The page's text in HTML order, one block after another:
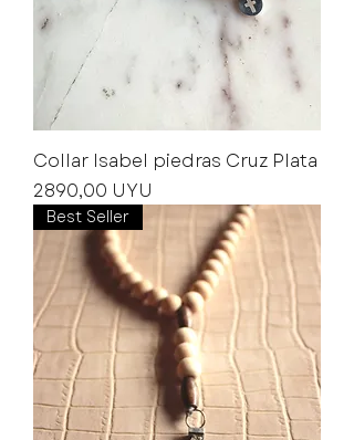
Collar Isabel piedras Cruz Plata
Precio
2890,00 UYU
Best Seller